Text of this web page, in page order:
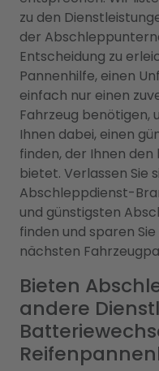
zu den
der
Entscheidung zu
Pannenhilfe, einen
einfach nur einen
Fahrzeug
Ihnen dabei, einen
finden, der Ihnen
bietet. Verlassen Sie
Abschleppdienst-
und günstigsten
finden und sparen
nächsten
Bieten
andere